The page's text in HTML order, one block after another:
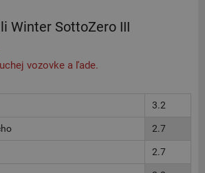
Winter SottoZero III
vozovke a ľade.
3.2
2.7
2.7